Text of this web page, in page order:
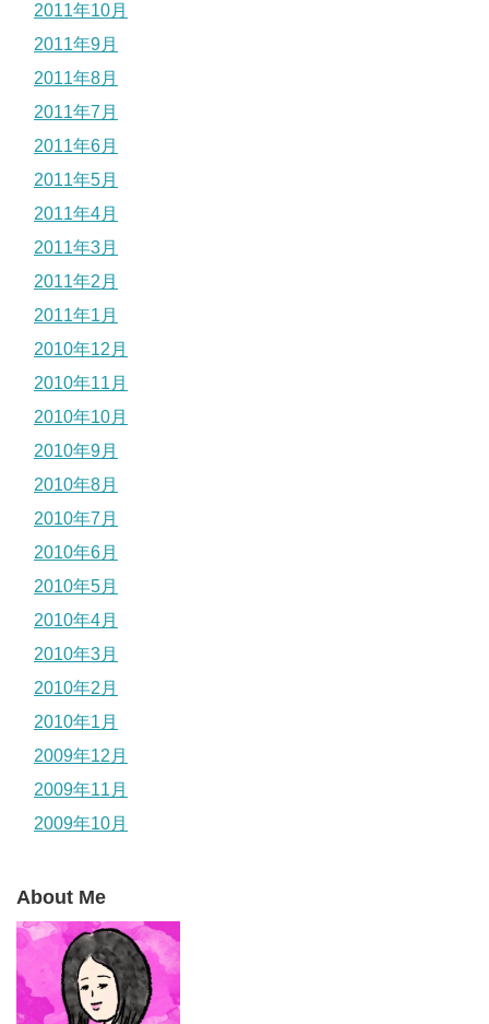
2011年10月
2011年9月
2011年8月
2011年7月
2011年6月
2011年5月
2011年4月
2011年3月
2011年2月
2011年1月
2010年12月
2010年11月
2010年10月
2010年9月
2010年8月
2010年7月
2010年6月
2010年5月
2010年4月
2010年3月
2010年2月
2010年1月
2009年12月
2009年11月
2009年10月
About Me